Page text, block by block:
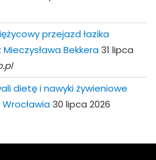
przejazd łazika
Bekkera31 lipca
dietę i nawyki żywieniowe
30 lipca 2026